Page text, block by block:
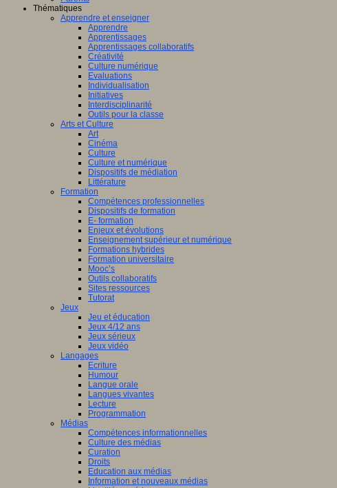
Thématiques
Apprendre et enseigner
Apprendre
Apprentissages
Apprentissages collaboratifs
Créativité
Culture numérique
Evaluations
Individualisation
Initiatives
Interdisciplinarité
Outils pour la classe
Arts et Culture
Art
Cinéma
Culture
Culture et numérique
Dispositifs de médiation
Littérature
Formation
Compétences professionnelles
Dispositifs de formation
E- formation
Enjeux et évolutions
Enseignement supérieur et numérique
Formations hybrides
Formation universitaire
Mooc’s
Outils collaboratifs
Sites ressources
Tutorat
Jeux
Jeu et éducation
Jeux 4/12 ans
Jeux sérieux
Jeux vidéo
Langages
Ecriture
Humour
Langue orale
Langues vivantes
Lecture
Programmation
Médias
Compétences informationnelles
Culture des médias
Curation
Droits
Education aux médias
Information et nouveaux médias